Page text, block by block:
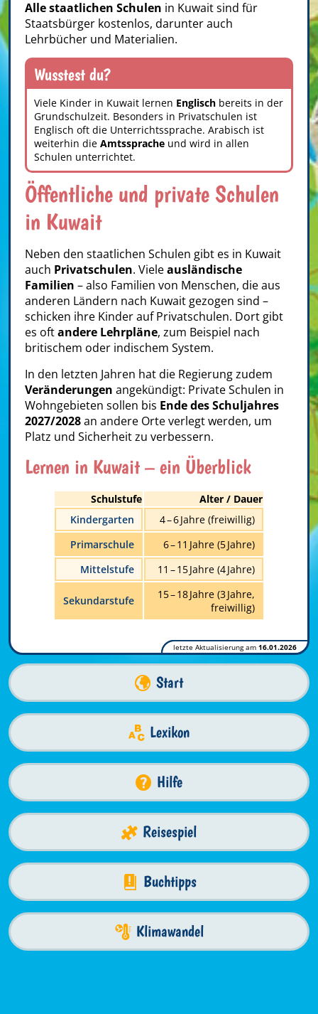
Alle staatlichen Schulen in Kuwait sind für
Staatsbürger kostenlos, darunter auch
Lehrbücher und Materialien.
Wusstest du?
Viele Kinder in Kuwait lernen Englisch bereits in der
Grundschulzeit. Besonders in Privatschulen ist
Englisch oft die Unterrichtssprache. Arabisch ist
weiterhin die Amtssprache und wird in allen
Schulen unterrichtet.
Öffentliche und private Schulen
in Kuwait
Neben den staatlichen Schulen gibt es in Kuwait
auch Privatschulen. Vieleausländische
Familien – also Familien von Menschen, die aus
anderen Ländern nach Kuwait gezogen sind –
schicken ihre Kinder auf Privatschulen. Dort gibt
es oftandere Lehrpläne, zum Beispiel nach
britischem oder indischem System.
In den letzten Jahren hat die Regierung zudem
Veränderungen angekündigt: Private Schulen in
Wohngebieten sollen bis Ende des Schuljahres
2027/2028an andere Orte verlegt werden, um
Platz und Sicherheit zu verbessern.
Lernen in Kuwait – ein Überblick
Schulstufe
Alter / Dauer
Kindergarten
4 – 6 Jahre (freiwillig)
Primarschule
6 – 11 Jahre (5 Jahre)
Mittelstufe
11 – 15 Jahre (4 Jahre)
Sekundarstufe
15 – 18 Jahre (3 Jahre,
freiwillig)
letzte Aktualisierung am 16.01.2026
Start
Lexikon
Hilfe
Reisespiel
Buchtipps
Klimawandel